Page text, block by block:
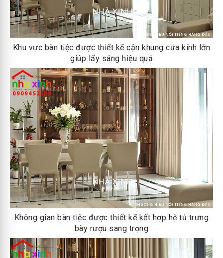
Khu vực bàn tiệc được thiết kế cận khung cửa kính lớn
giúp lấy sáng hiệu quả
Không gian bàn tiệc được thiết kế kết hợp hệ tủ trưng
bày rượu sang trọng